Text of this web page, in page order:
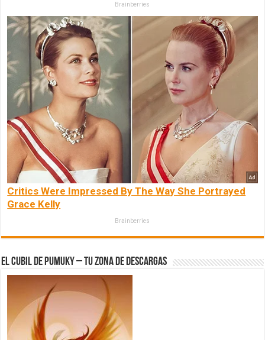
Brainberries
Critics Were Impressed By The Way She Portrayed
Grace Kelly
Brainberries
El Cubil de Pumuky – Tu zona de Descargas